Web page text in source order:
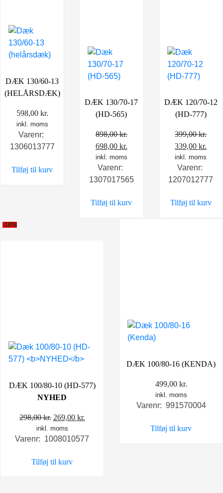
DÆK 130/60-13
(HELÅRSDÆK)
598,00 kr.
inkl. moms
Varenr:
1306013777
Tilføj til kurv
DÆK 130/70-17
(HD-565)
898,00kr.
Den
oprindelige
pris
var:
698,00 kr.
aktuelle
er:
inkl. moms
Varenr:
1307017565
Tilføj til kurv
DÆK 120/70-12
(HD-777)
399,00kr.
Den
oprindelige
pris
var:
339,00kr.
er:
inkl. moms
Varenr:
1207012777
Tilføj til kurv
-10%
DÆK 100/80-10 (HD-577)
NYHED
298,00kr. Den
oprindelige
pris
298,00 kr..
269,00 kr.
pris
inkl. moms
Varenr: 1008010577
Tilføj til kurv
DÆK 100/80-16 (KENDA)
499,00 kr.
inkl. moms
Varenr: 991570004
Tilføj til kurv